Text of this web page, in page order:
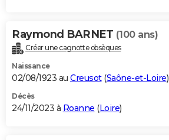
Raymond BARNET (100 ans)
Créer une cagnotte obsèques
Naissance
02/08/1923 au Creusot(Saône-et-Loire)
Décès
24/11/2023 à Roanne (Loire)